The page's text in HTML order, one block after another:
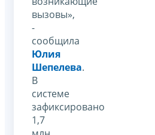
вызовы»,
-
сообщила
Юлия
Шепелева.
В
системе
зафиксировано
1,7